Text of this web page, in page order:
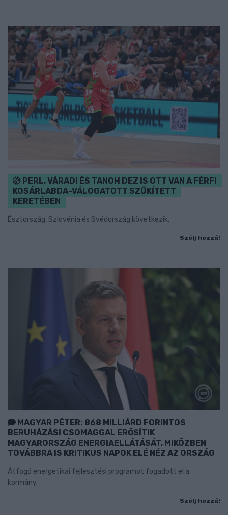
PERL, VÁRADI ÉS TANOH DEZ IS OTT VAN A FÉRFI
KOSÁRLABDA-VÁLOGATOTT SZŰKÍTETT
KERETÉBEN
Észtország, Szlovénia és Svédország következik.
Szólj hozzá!
MAGYAR PÉTER: 868 MILLIÁRD FORINTOS
BERUHÁZÁSI CSOMAGGAL ERŐSÍTIK
MAGYARORSZÁG ENERGIAELLÁTÁSÁT, MIKÖZBEN
TOVÁBBRA IS KRITIKUS NAPOK ELÉ NÉZ AZ ORSZÁG
Átfogó energetikai fejlesztési programot fogadott el a
kormány.
Szólj hozzá!